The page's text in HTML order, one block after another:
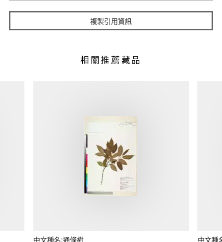
複製引用資訊
相關推薦藏品
中文種名:通條樹 中文種